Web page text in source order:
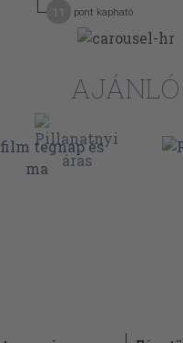
pont kapható
AJÁNLÓ